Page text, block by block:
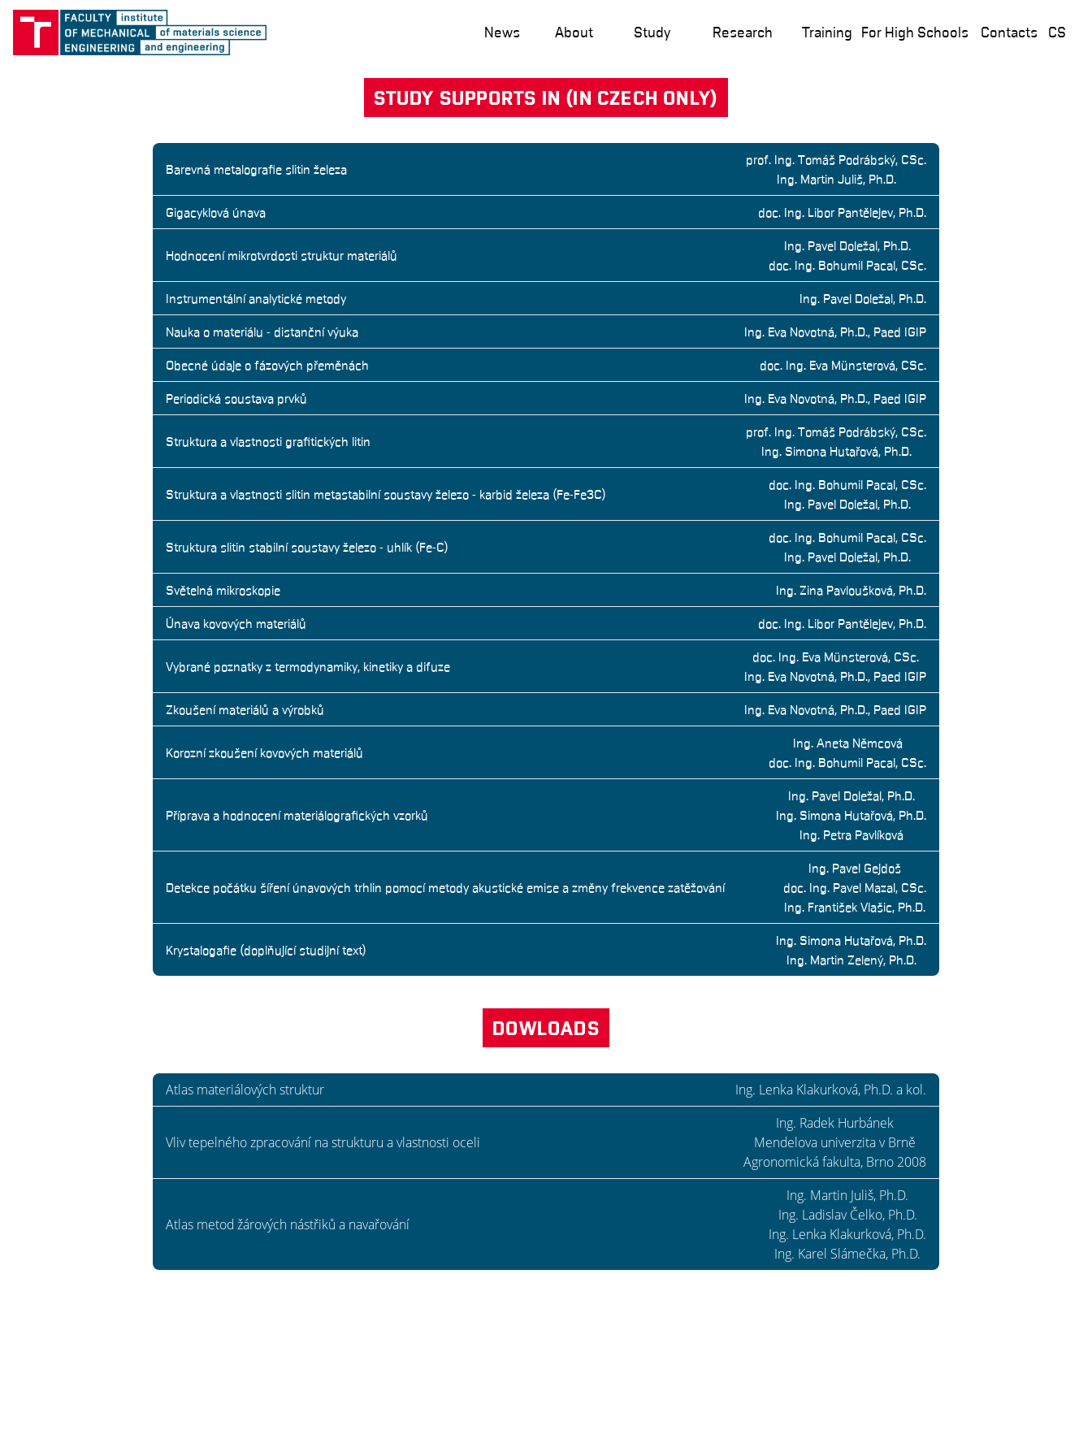
News About Study Research Training For High Schools Contacts CS
STUDY SUPPORTS IN (IN CZECH ONLY)
Barevná metalografie slitin železa
prof. Ing. Tomáš Podrábský, CSc.
Ing. Martin Juliš, Ph.D.
Gigacyklová únava doc. Ing. Libor Pantělejev, Ph.D.
Hodnocení mikrotvrdosti struktur materiálů
Ing. Pavel Doležal, Ph.D.
doc. Ing. Bohumil Pacal, CSc.
Instrumentální analytické metody Ing. Pavel Doležal, Ph.D.
Nauka o materiálu - distanční výuka Ing. Eva Novotná, Ph.D., Paed IGIP
Obecné údaje o fázových přeměnách doc. Ing. Eva Münsterová, CSc.
Periodická soustava prvků Ing. Eva Novotná, Ph.D., Paed IGIP
Struktura a vlastnosti grafitických litin
prof. Ing. Tomáš Podrábský, CSc.
Ing. Simona Hutařová, Ph.D.
Struktura a vlastnosti slitin metastabilní soustavy železo - karbid železa (Fe-Fe3C)
doc. Ing. Bohumil Pacal, CSc.
Ing. Pavel Doležal, Ph.D.
Struktura slitin stabilní soustavy železo - uhlík (Fe-C)
doc. Ing. Bohumil Pacal, CSc.
Ing. Pavel Doležal, Ph.D.
Světelná mikroskopie Ing. Zina Pavloušková, Ph.D.
Únava kovových materiálů doc. Ing. Libor Pantělejev, Ph.D.
Vybrané poznatky z termodynamiky, kinetiky a difuze
doc. Ing. Eva Münsterová, CSc.
Ing. Eva Novotná, Ph.D., Paed IGIP
Zkoušení materiálů a výrobků Ing. Eva Novotná, Ph.D., Paed IGIP
Korozní zkoušení kovových materiálů
Ing. Aneta Němcová
doc. Ing. Bohumil Pacal, CSc.
Příprava a hodnocení materiálografických vzorků
Ing. Pavel Doležal, Ph.D.
Ing. Simona Hutařová, Ph.D.
Ing. Petra Pavlíková
Detekce počátku šíření únavových trhlin pomocí metody akustické emise a změny frekvence zatěžování
Ing. Pavel Gejdoš
doc. Ing. Pavel Mazal, CSc.
Ing. František Vlašic, Ph.D.
Krystalogafie (doplňující studijní text)
Ing. Simona Hutařová, Ph.D.
Ing. Martin Zelený, Ph.D.
DOWLOADS
Atlas materiálových struktur Ing. Lenka Klakurková, Ph.D. a kol.
Vliv tepelného zpracování na strukturu a vlastnosti oceli
Ing. Radek Hurbánek
Mendelova univerzita v Brně
Agronomická fakulta, Brno 2008
Atlas metod žárových nástřiků a navařování
Ing. Martin Juliš, Ph.D.
Ing. Ladislav Čelko, Ph.D.
Ing. Lenka Klakurková, Ph.D.
Ing. Karel Slámečka, Ph.D.